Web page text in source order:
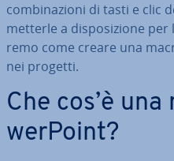
com­bi­na­zio­ni di tasti e clic
metterle a di­spo­si­zio­ne per
re­mo come creare una
nei progetti.
Che cos’è
wer­Point?